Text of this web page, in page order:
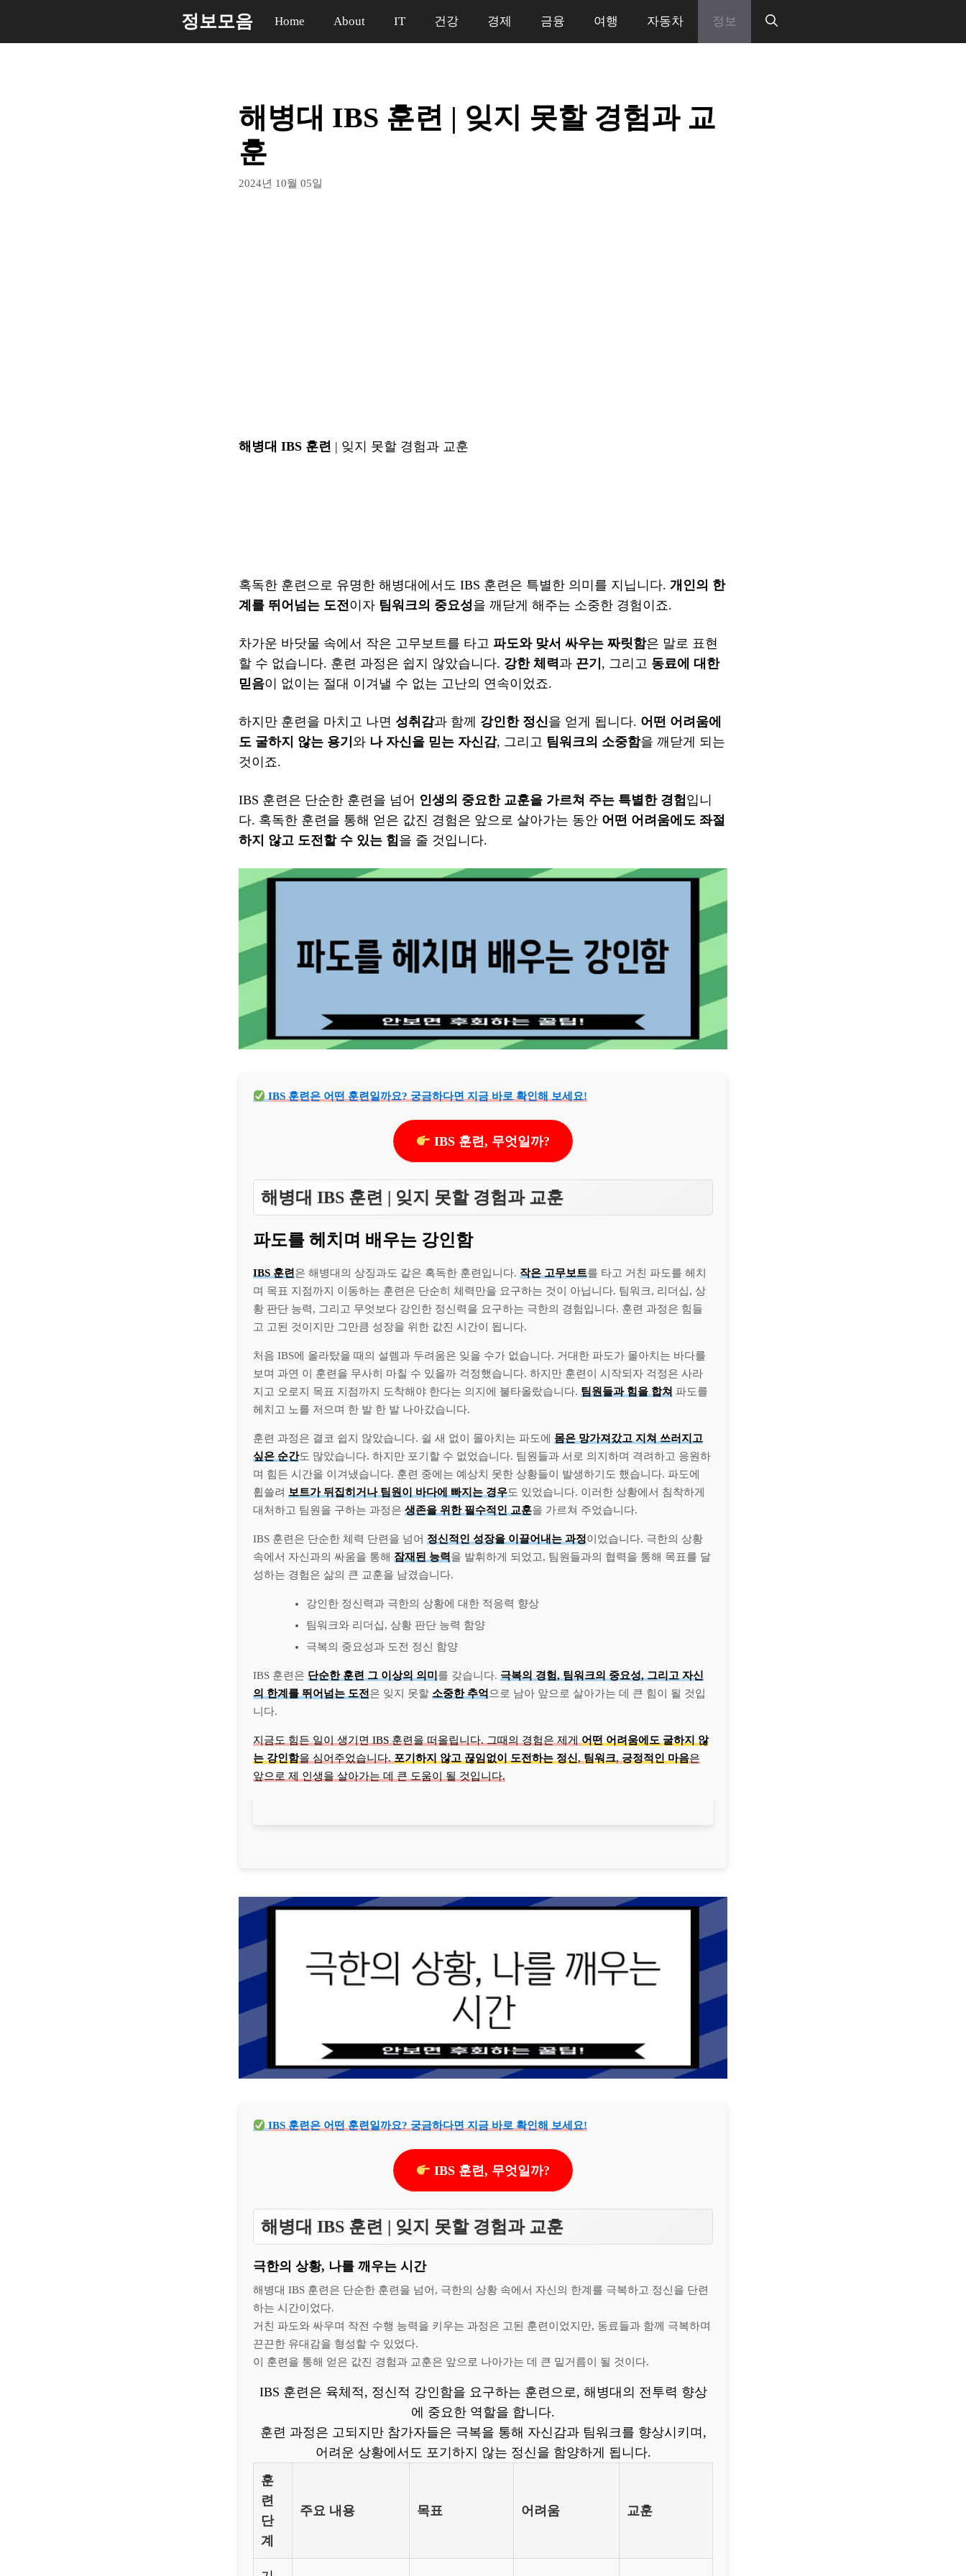
정보모음 Home About IT 건강 경제 금융 여행 자동차 정보
해병대 IBS 훈련 | 잊지 못할 경험과 교
훈
2024년 10월 05일
해병대 IBS 훈련 | 잊지 못할 경험과 교훈
혹독한 훈련으로 유명한 해병대에서도 IBS 훈련은 특별한 의미를 지닙니다. 개인의 한
계를 뛰어넘는 도전 이자 팀워크의 중요성을 깨닫게 해주는 소중한 경험이죠.
차가운 바닷물 속에서 작은 고무보트를 타고 파도와 맞서 싸우는 짜릿함은 말로 표현
할 수 없습니다. 훈련 과정은 쉽지 않았습니다. 강한 체력과 끈기 , 그리고 동료에 대한
믿음이 없이는 절대 이겨낼 수 없는 고난의 연속이었죠.
하지만 훈련을 마치고 나면 성취감과 함께 강인한 정신을 얻게 됩니다. 어떤 어려움에
도 굴하지 않는 용기 와 나 자신을 믿는 자신감, 그리고 팀워크의 소중함을 깨닫게 되는
것이죠.
IBS 훈련은 단순한 훈련을 넘어 인생의 중요한 교훈을 가르쳐 주는 특별한 경험입니
다. 혹독한 훈련을 통해 얻은 값진 경험은 앞으로 살아가는 동안 어떤 어려움에도 좌절
하지 않고 도전할 수 있는 힘을 줄 것입니다.
IBS 훈련은 어떤 훈련일까요? 궁금하다면 지금 바로 확인해 보세요!
IBS 훈련, 무엇일까?
해병대 IBS 훈련 | 잊지 못할 경험과 교훈
파도를 헤치며 배우는 강인함
IBS 훈련은 해병대의 상징과도 같은 혹독한 훈련입니다. 작은 고무보트를 타고 거친 파도를 헤치
며 목표 지점까지 이동하는 훈련은 단순히 체력만을 요구하는 것이 아닙니다. 팀워크, 리더십, 상
황 판단 능력, 그리고 무엇보다 강인한 정신력을 요구하는 극한의 경험입니다. 훈련 과정은 힘들
고 고된 것이지만 그만큼 성장을 위한 값진 시간이 됩니다.
처음 IBS에 올라탔을 때의 설렘과 두려움은 잊을 수가 없습니다. 거대한 파도가 몰아치는 바다를
보며 과연 이 훈련을 무사히 마칠 수 있을까 걱정했습니다. 하지만 훈련이 시작되자 걱정은 사라
지고 오로지 목표 지점까지 도착해야 한다는 의지에 불타올랐습니다. 팀원들과 힘을 합쳐 파도를
헤치고 노를 저으며 한 발 한 발 나아갔습니다.
훈련 과정은 결코 쉽지 않았습니다. 쉴 새 없이 몰아치는 파도에 몸은 망가져갔고 지쳐 쓰러지고
싶은 순간도 많았습니다. 하지만 포기할 수 없었습니다. 팀원들과 서로 의지하며 격려하고 응원하
며 힘든 시간을 이겨냈습니다. 훈련 중에는 예상치 못한 상황들이 발생하기도 했습니다. 파도에
휩쓸려 보트가 뒤집히거나 팀원이 바다에 빠지는 경우도 있었습니다. 이러한 상황에서 침착하게
대처하고 팀원을 구하는 과정은 생존을 위한 필수적인 교훈을 가르쳐 주었습니다.
IBS 훈련은 단순한 체력 단련을 넘어 정신적인 성장을 이끌어내는 과정이었습니다. 극한의 상황
속에서 자신과의 싸움을 통해 잠재된 능력을 발휘하게 되었고, 팀원들과의 협력을 통해 목표를 달
성하는 경험은 삶의 큰 교훈을 남겼습니다.
강인한 정신력과 극한의 상황에 대한 적응력 향상
팀워크와 리더십, 상황 판단 능력 함양
극복의 중요성과 도전 정신 함양
IBS 훈련은 단순한 훈련 그 이상의 의미를 갖습니다. 극복의 경험, 팀워크의 중요성, 그리고 자신
의 한계를 뛰어넘는 도전은 잊지 못할 소중한 추억으로 남아 앞으로 살아가는 데 큰 힘이 될 것입
니다.
지금도 힘든 일이 생기면 IBS 훈련을 떠올립니다. 그때의 경험은 제게어떤 어려움에도 굴하지 않
는 강인함을 심어주었습니다.포기하지 않고 끊임없이 도전하는 정신,팀워크,긍정적인 마음은
앞으로 제 인생을 살아가는 데 큰 도움이 될 것입니다.
IBS 훈련은 어떤 훈련일까요? 궁금하다면 지금 바로 확인해 보세요!
IBS 훈련, 무엇일까?
해병대 IBS 훈련 | 잊지 못할 경험과 교훈
극한의 상황, 나를 깨우는 시간
해병대 IBS 훈련은 단순한 훈련을 넘어, 극한의 상황 속에서 자신의 한계를 극복하고 정신을 단련
하는 시간이었다.
거친 파도와 싸우며 작전 수행 능력을 키우는 과정은 고된 훈련이었지만, 동료들과 함께 극복하며
끈끈한 유대감을 형성할 수 있었다.
이 훈련을 통해 얻은 값진 경험과 교훈은 앞으로 나아가는 데 큰 밑거름이 될 것이다.
IBS 훈련은 육체적, 정신적 강인함을 요구하는 훈련으로, 해병대의 전투력 향상
에 중요한 역할을 합니다.
훈련 과정은 고되지만 참가자들은 극복을 통해 자신감과 팀워크를 향상시키며,
어려운 상황에서도 포기하지 않는 정신을 함양하게 됩니다.
훈
련
단
계
주요 내용 목표 어려움 교훈